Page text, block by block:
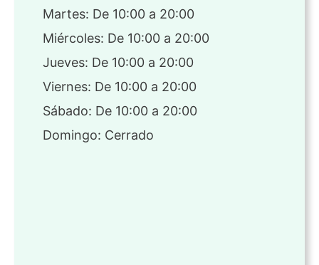
Martes: De 10:00 a 20:00
Miércoles: De 10:00 a 20:00
Jueves: De 10:00 a 20:00
Viernes: De 10:00 a 20:00
Sábado: De 10:00 a 20:00
Domingo: Cerrado